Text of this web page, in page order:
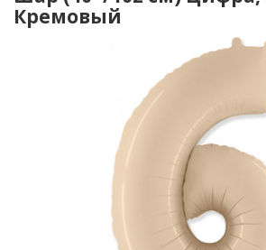
Кремовый